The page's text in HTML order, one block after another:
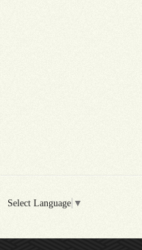
Select Language ▼